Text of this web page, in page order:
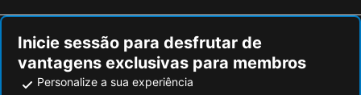
Inicie sessão para desfrutar de
vantagens exclusivas para membros
Personalize a sua experiência